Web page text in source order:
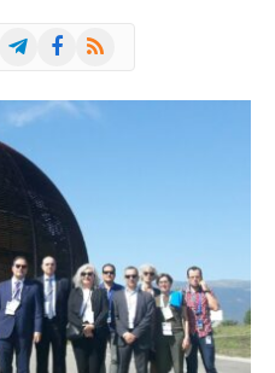
TelegramFacebook
RSS